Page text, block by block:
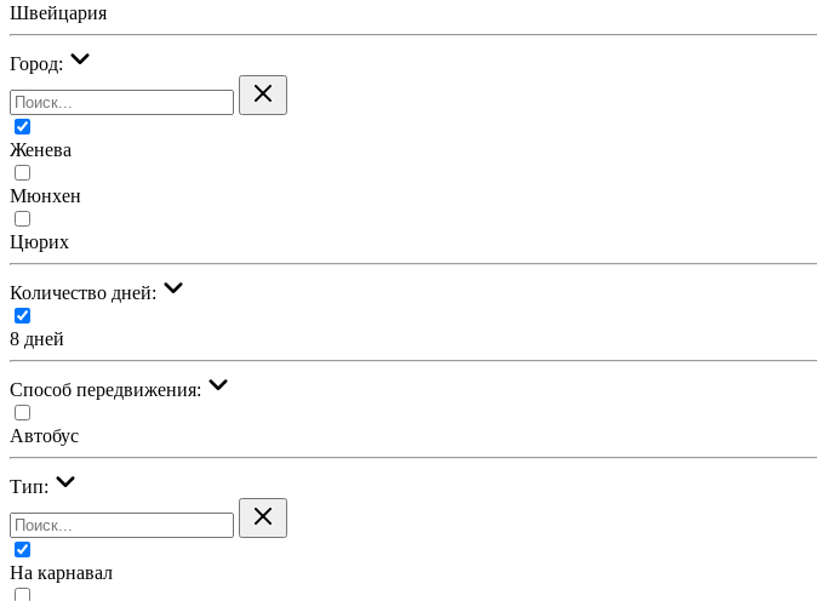
Швейцария
Город:
Женева
Мюнхен
Цюрих
Количество дней:
8 дней
Cпособ передвижения:
Автобус
Тип:
На карнавал